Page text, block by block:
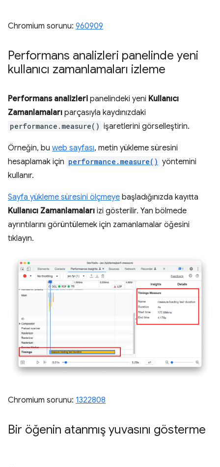
Chromium sorunu: 960909
Performans analizleri panelinde yeni
kullanıcı zamanlamaları izleme
Performans analizleri panelindeki yeni Kullanıcı
Zamanlamaları parçasıyla kaydınızdaki
performance.measure() işaretlerini görselleştirin.
Örneğin, bu web sayfası, metin yükleme süresini
hesaplamak için performance.measure() yöntemini
kullanır.
Sayfa yükleme süresini ölçmeye başladığınızda kayıtta
Kullanıcı Zamanlamaları izi gösterilir. Yan bölmede
ayrıntılarını görüntülemek için zamanlamalar öğesini
tıklayın.
Chromium sorunu: 1322808
Bir öğenin atanmış yuvasını gösterme